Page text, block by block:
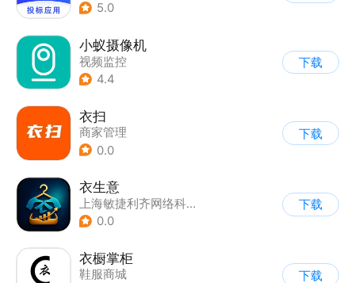
5.0
小蚁摄像机
视频监控
4.4
下载
衣扫
商家管理
0.0
下载
衣生意
上海敏捷利齐网络科技有限公司
0.0
下载
衣橱掌柜
鞋服商城
下载